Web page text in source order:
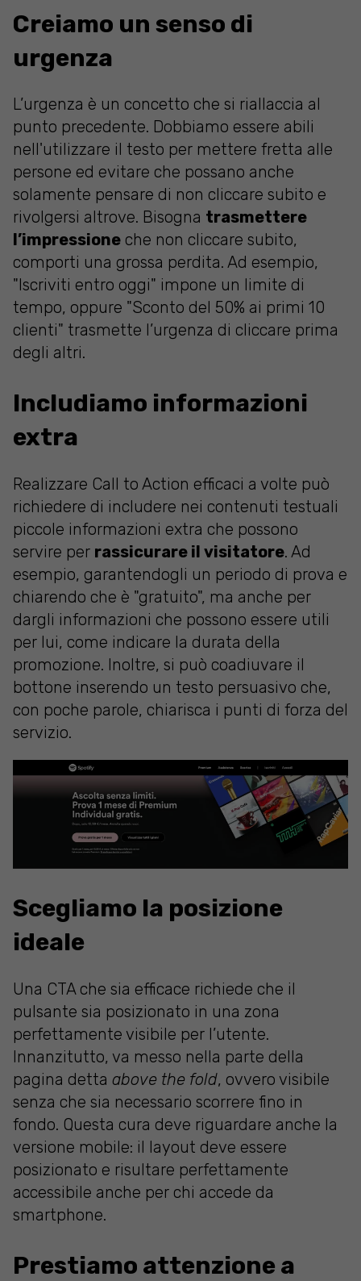
Creiamo un senso di
urgenza
L’urgenza è un concetto che si riallaccia al
punto precedente. Dobbiamo essere abili
nell'utilizzare il testo per mettere fretta alle
persone ed evitare che possano anche
solamente pensare di non cliccare subito e
rivolgersi altrove. Bisogna trasmettere
l’impressione che non cliccare subito,
comporti una grossa perdita. Ad esempio,
"Iscriviti entro oggi" impone un limite di
tempo, oppure "Sconto del 50% ai primi 10
clienti" trasmette l’urgenza di cliccare prima
degli altri.
Includiamo informazioni
extra
Realizzare Call to Action efficaci a volte può
richiedere di includere nei contenuti testuali
piccole informazioni extra che possono
servire per rassicurare il visitatore. Ad
esempio, garantendogli un periodo di prova e
chiarendo che è "gratuito", ma anche per
dargli informazioni che possono essere utili
per lui, come indicare la durata della
promozione. Inoltre, si può coadiuvare il
bottone inserendo un testo persuasivo che,
con poche parole, chiarisca i punti di forza del
servizio.
Scegliamo la posizione
ideale
Una CTA che sia efficace richiede che il
pulsante sia posizionato in una zona
perfettamente visibile per l’utente.
Innanzitutto, va messo nella parte della
pagina detta above the fold, ovvero visibile
senza che sia necessario scorrere fino in
fondo. Questa cura deve riguardare anche la
versione mobile: il layout deve essere
posizionato e risultare perfettamente
accessibile anche per chi accede da
smartphone.
Prestiamo attenzione a